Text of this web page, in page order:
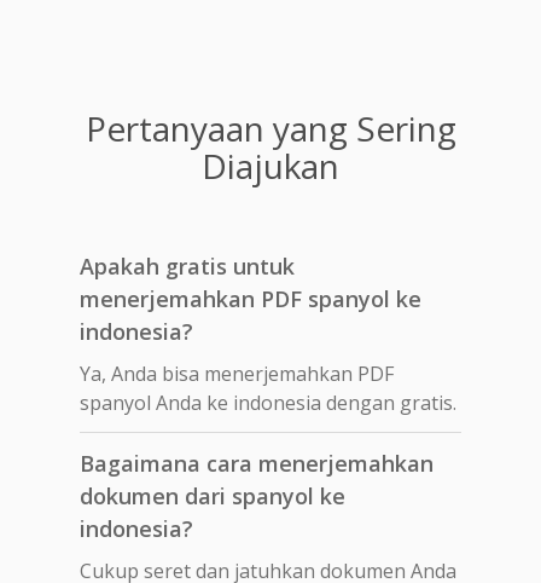
Pertanyaan yang Sering
Diajukan
Apakah gratis untuk
menerjemahkan PDF spanyol ke
indonesia?
Ya, Anda bisa menerjemahkan PDF
spanyol Anda ke indonesia dengan gratis.
Bagaimana cara menerjemahkan
dokumen dari spanyol ke
indonesia?
Cukup seret dan jatuhkan dokumen Anda